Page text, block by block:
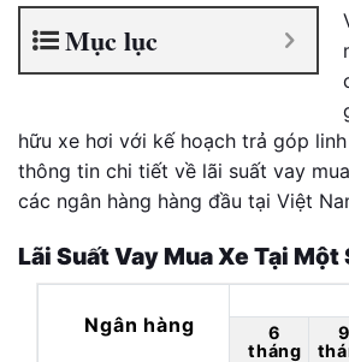
Mục lục
hữu xe hơi với kế hoạch trả góp
thông tin chi tiết về lãi suất vay
các ngân hàng hàng đầu tại Việt
Lãi Suất Vay Mua Xe Tại Một
Ngân hàng
6
tháng
9